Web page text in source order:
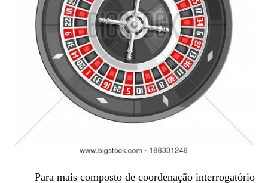
Para mais composto de coordenação interrogatório